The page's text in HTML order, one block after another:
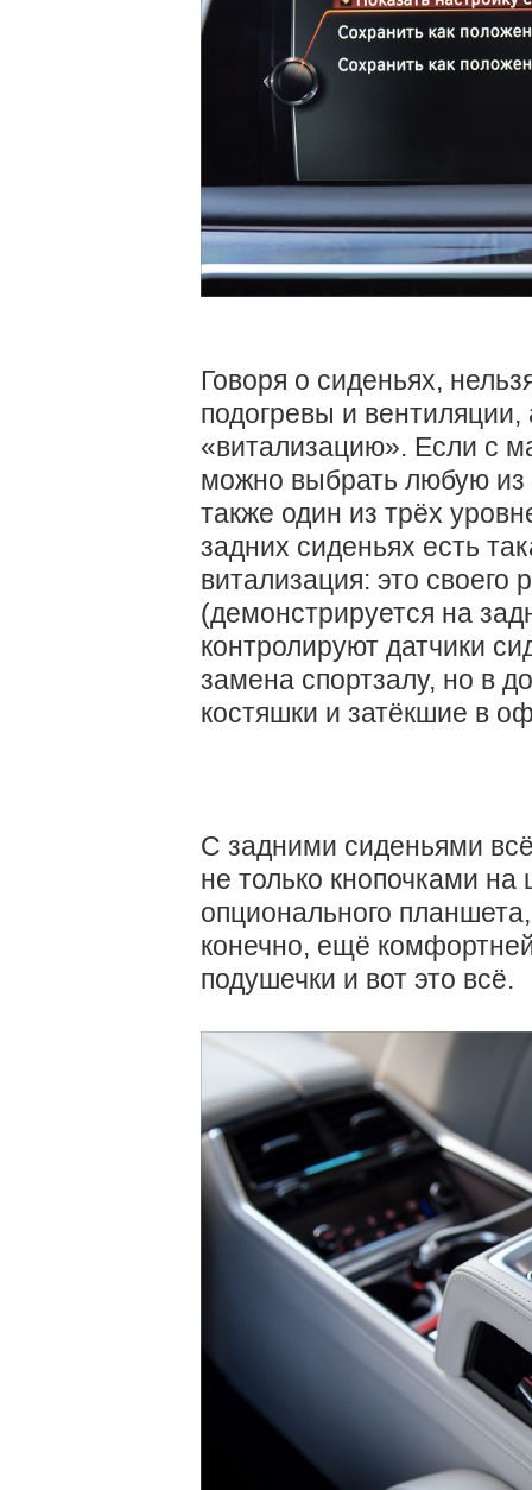
Говоря о сиденьях,
подогревы и
«витализацию». Если с
можно выбрать любую из
также один из трёх
задних сиденьях есть
витализация: это своего
(демонстрируется на
контролируют датчики
замена спортзалу, но в
костяшки и затёкшие в
С задними сиденьями
не только кнопочками
опционального
конечно, ещё
подушечки и вот это всё.